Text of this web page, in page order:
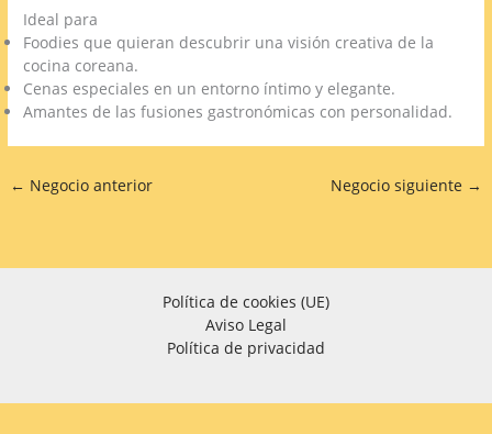
Ideal para
Foodies que quieran descubrir una visión creativa de la
cocina coreana.
Cenas especiales en un entorno íntimo y elegante.
Amantes de las fusiones gastronómicas con personalidad.
← Negocio anterior Negocio siguiente →
Política de cookies (UE)
Aviso Legal
Política de privacidad